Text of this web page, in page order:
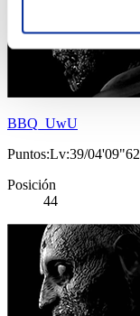
BBQ_UwU
Puntos:Lv:39/04'09"62
Posición
44